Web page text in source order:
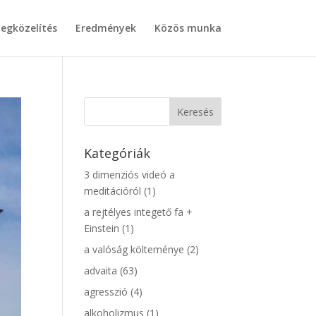
Eredmények Közös munka
Kategóriák
3 dimenziós videó a
meditációról (1)
a rejtélyes integető fa +
Einstein (1)
a valóság költeménye (2)
advaita (63)
agresszió (4)
alkoholizmus (1)